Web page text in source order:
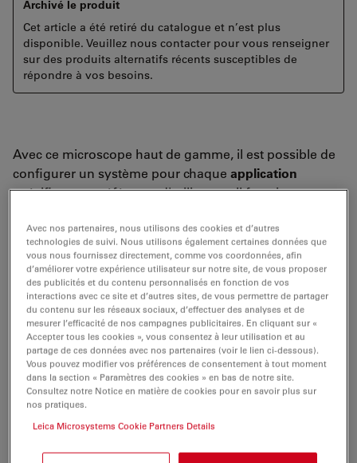
Archivé le produit
Cet article a été retiré du catalogue et n’est plus
disponible. Veuillez nous contacter pour vous renseigner
sur des produits alternatifs récents susceptibles de
répondre à vos besoins.
Avec ce microscope haut de gamme, il est possible de
configurer un système pour chaque application
spécifique et préférence d'utilisateur. Il fonctionne avec
objectifs motoriséeet uneplatine motorisée.
Toutes les méthodes d'épiscopie courantes sont
facilement combinées. Unaxe de diascopieest
également possible. Une simple pression sur l'écran
tactileou l'utilisation d'unlogicielde PC permet de
régler le niveau d'éclairage et le diaphragme
d'ouverture et de sélectionne l'objectif et laméthode
de contrastepour une gestion entièrement
automatiséedu contraste et de l'éclairage. Cette
d'observation au microscope et permet à l'utilisateur
de consacrer davantage de temps à la science elle-
Avec nos partenaires, nous utilisons des cookies et d’autres
technologies de suivi. Nous utilisons également certaines données que
vous nous fournissez directement, comme vos coordonnées, afin
d’améliorer votre expérience utilisateur sur notre site, de vous proposer
des publicités et du contenu personnalisés en fonction de vos
interactions avec ce site et d’autres sites, de vous permettre de partager
du contenu sur les réseaux sociaux, d’effectuer des analyses et de
mesurer l’efficacité de nos campagnes publicitaires. En cliquant sur «
Accepter tous les cookies », vous consentez à leur utilisation et au
partage de ces données avec nos partenaires (voir le lien ci-dessous).
Vous pouvez modifier vos préférences de consentement à tout moment
dans la section « Paramètres des cookies » en bas de notre site.
Consultez notre Notice en matière de cookies pour en savoir plus sur
nos pratiques.
Leica Microsystems Cookie Partners Details